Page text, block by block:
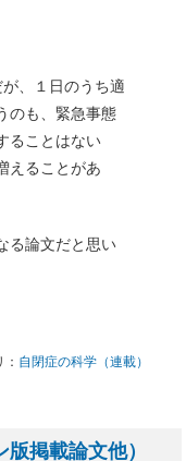
、１日のうち適
のも、緊急事態
ることはない
えることがあ
る論文だと思い
自閉症の科学（連載）
掲載論文他）